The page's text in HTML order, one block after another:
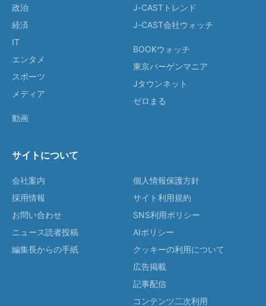
政治
経済
IT
エンタメ
スポーツ
メディア
動画
J-CASTトレンド
J-CAST会社ウォッチ
BOOKウォッチ
東京バーゲンマニア
Jタウンネット
ゼロまる
サイトについて
会社案内
採用情報
お問い合わせ
ニュース読者投稿
編集長からの手紙
個人情報保護方針
サイト利用規約
SNS利用ポリシー
AIポリシー
クッキーの利用について
広告掲載
記事配信
コンテンツ二次利用